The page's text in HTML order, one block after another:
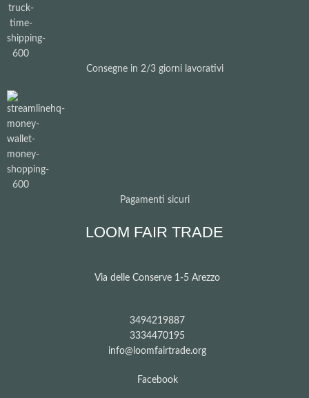
Consegne in 2/3 giorni lavorativi
Pagamenti sicuri
LOOM FAIR TRADE
Via delle Conserve 1-5 Arezzo
3494219887
3334470195
info@loomfairtrade.org
Facebook